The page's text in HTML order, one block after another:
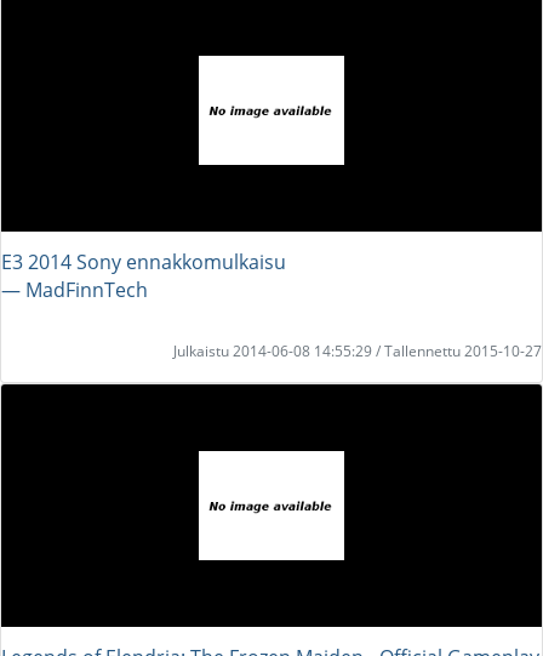
E3 2014 Sony ennakkomulkaisu
― MadFinnTech
Julkaistu 2014-06-08 14:55:29 / Tallennettu 2015-10-27